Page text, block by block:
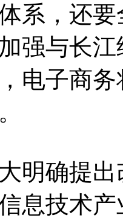
系，还
强与长
电子商
确提出
息技术